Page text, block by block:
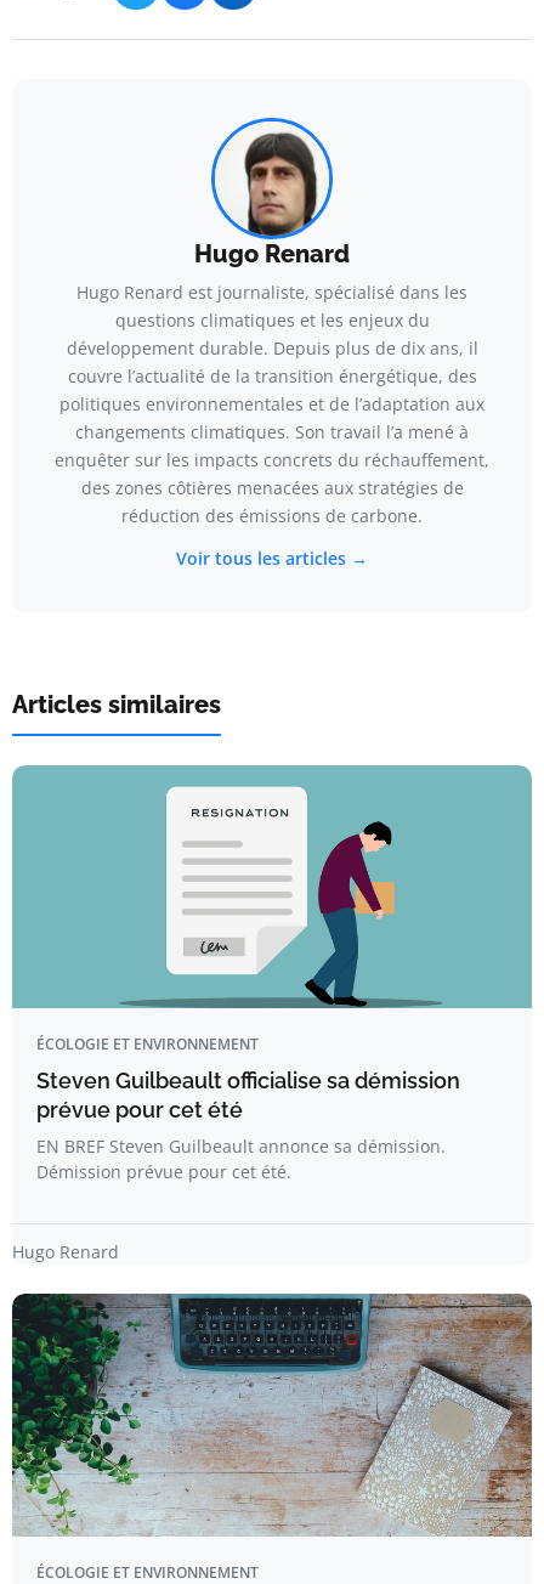
Hugo Renard
Hugo Renard est journaliste, spécialisé dans les
questions climatiques et les enjeux du
développement durable. Depuis plus de dix ans, il
couvre l’actualité de la transition énergétique, des
politiques environnementales et de l’adaptation aux
changements climatiques. Son travail l’a mené à
enquêter sur les impacts concrets du réchauffement,
des zones côtières menacées aux stratégies de
réduction des émissions de carbone.
Voir tous les articles →
Articles similaires
ÉCOLOGIE ET ENVIRONNEMENT
Steven Guilbeault officialise sa démission
prévue pour cet été
EN BREF Steven Guilbeault annonce sa démission.
Démission prévue pour cet été.
Hugo Renard
ÉCOLOGIE ET ENVIRONNEMENT